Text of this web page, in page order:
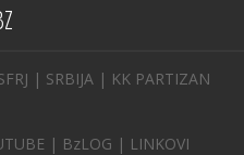
| SRBIJA | KK PARTIZAN
| BzLOG | LINKOVI